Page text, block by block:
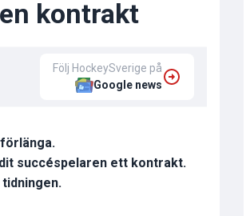
kontrakt
Följ HockeySverige på
Google news
succéspelaren ett kontrakt.